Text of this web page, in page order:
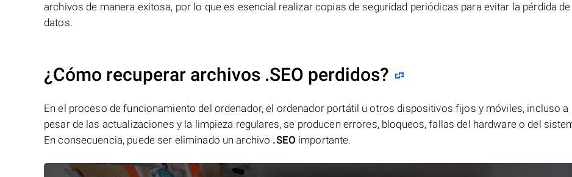
archivos de manera exitosa, por lo que es esencial realizar copias de seguridad periódicas para evitar la pérdida de
datos.
¿Cómo recuperar archivos .SEO perdidos?
En el proceso de funcionamiento del ordenador, el ordenador portátil u otros dispositivos fijos y móviles, incluso a
pesar de las actualizaciones y la limpieza regulares, se producen errores, bloqueos, fallas del hardware o del
En consecuencia, puede ser eliminado un archivo .SEO importante.